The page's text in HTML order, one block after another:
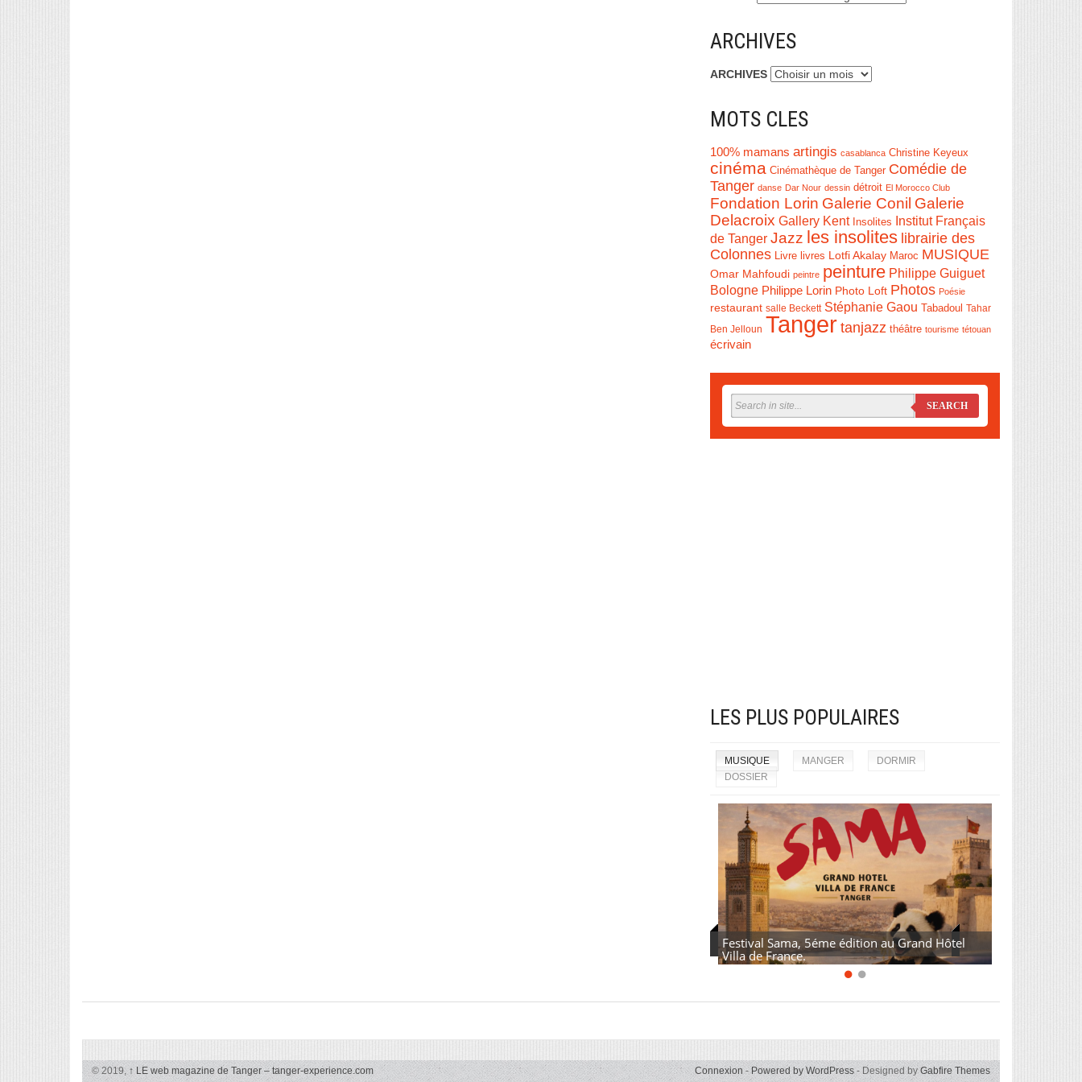
ARCHIVES
ARCHIVES
MOTS CLES
100% mamans artingis casablanca Christine Keyeux
cinéma Cinémathèque de Tanger Comédie de
Tanger danse Dar Nour dessin détroit El Morocco Club
Fondation Lorin Galerie Conil Galerie
Delacroix Gallery Kent Insolites
Institut Français
de Tanger Jazz les insolites librairie des
Colonnes Livre livres Lotfi Akalay Maroc MUSIQUE
Omar Mahfoudi peintre peinture Philippe Guiguet
Bologne Philippe Lorin Photo Loft Photos Poésie
restaurant salle Beckett Stéphanie Gaou Tabadoul Tahar
Ben Jelloun Tanger tanjazz théâtre tourisme tétouan
écrivain
SEARCH
LES PLUS POPULAIRES
MUSIQUE MANGER
DORMIR
DOSSIER
Festival Sama, 5éme édition au Grand Hôtel
Villa de France.
© 2019,↑ LE web magazine de Tanger – tanger-experience.com Connexion- Powered by WordPress- Designed byGabfire Themes